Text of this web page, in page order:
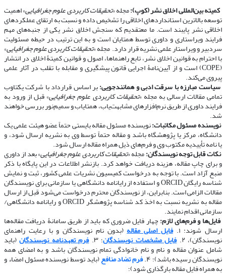
​​​​​​​کمیته بین‌المللی اخلاق نشر (کوپ):مجله «تحقیقات کاربردی علوم جغرافیایی» اهمیت
توسعه بالاترین استانداردهای اخلاقی را تشخیص داده و نسبت به ارتقای عملکردهای
اخلاقی نشر پایبند است. ما معتقدیم که سنجش اخلاق نشر یکی از جنبه‌های مهم
فرایند ویراستاری و داوری توسط همتایان است و به این ترتیب در حیطه مسئولیت
سردبیر و ویراستار علمی نشریه قرار دارد. مجله «تحقیقات کاربردی علوم جغرافیایی»
با احترام به قوانین اخلاق نشر، تابع راهنماها، اصول و قوانین کمیتۀ اخلاق در انتشار
(COPE) است و از آیین‌نامۀ اجرایی قانون پیشگیری و مقابله با تقلب در آثار علمی
پیروی می‌کند.
​​​​​​​سیاست مبارزه با سرقت ادبی و همانندجویی:بر اساس قرارداد با شرکت یکتاوب
تمامی مقالات ارسالی به مجله «تحقیقات کاربردی علوم جغرافیایی» قبل از ورود به
فرایند داوری از طریق نرم‌افزارهای مشابهت‌یاب، همتایاب و سمیم‌نور بررسی خواهند
شد.
​​​​​​​نویسنده مسئول مکاتبات:نویسنده مسئول مقاله بایستی حتماً عضو هیئت علمی یک
دانشگاه، مرکز یا پژوهشگاه باشد و مقاله حتماً توسط وی به نشریه ارسال شود، و
یا نامه تأییدیه مکتوب وی و فرم‌های ذیل همراه مقاله ارسال شود.
​​​​​​​نکات قابل توجه نویسندگان:مجله «تحقیقات کاربردی علوم جغرافیایی» بعد از داوری
و برای چاپ مقاله، هزینه دریافت خواهد کرد. بازنشر اطلاعات در این پایگاه با ذکر
منبع آزاد است. با توجه به درخواست کمیسیون نشریات علمی کشور، ثبت و نمایش
شناسه رایگان ORCID و استفاده از رایانامه دانشگاهی یا سازمانی برای نویسندگان
مقالات الزامی است. بنابراین، از نویسندگان محترم درخواست می‌شود قبل از ارسال
مقاله به نشریه نسبت به اخذ کد شناسه پژوهشگر ORCID و رایانامه دانشگاهی/
سازمانی اقدام نمایند.
​​​​​​​فایل‌ها و فرم‌های لازم:چهار فایل ضروری که باید از طریق سامانۀ دریافت مقاله‌ها
ارسال شوند: ۱. فایل اصلی مقاله(بدون نام نویسندگان و با رعایت راهنمای
نویسندگان)، ۲. فایل مشخصات نویسندگان؛ ۳. فرم تعهدنامه نویسندگان(باید
شامل عنوان مقاله و نام و نام خانوادگی تمام نویسندگان باشد و به امضای همه
نویسندگان رسیده باشد)؛ ۴. فرم تضاد منافع(باید توسط نویسنده مسئول امضاء و
به همراه فایل مقاله بارگذاری شود)؛